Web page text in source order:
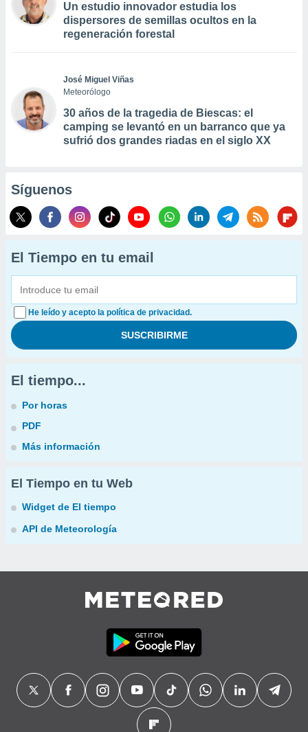
Un estudio innovador estudia los
dispersores de semillas ocultos en la
regeneración forestal
José Miguel Viñas
Meteorólogo
30 años de la tragedia de Biescas: el
camping se levantó en un barranco que ya
sufrió dos grandes riadas en el siglo XX
Síguenos
El Tiempo en tu email
He leído y acepto la política de privacidad.
El tiempo...
Por horas
PDF
Más información
El Tiempo en tu Web
Widget de El tiempo
API de Meteorología